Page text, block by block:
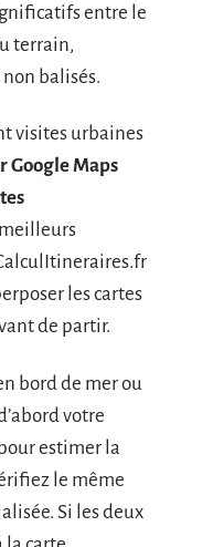
entre le
terrain,
balisés.
visites urbaines
Google Maps
les cartes
de partir.
bord de mer ou
votre
estimer la
le même
Si les deux